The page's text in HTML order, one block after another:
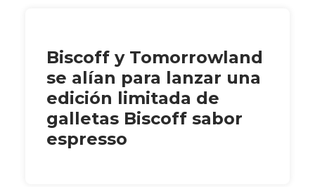
Biscoff y Tomorrowland
se alían para lanzar una
edición limitada de
galletas Biscoff sabor
espresso